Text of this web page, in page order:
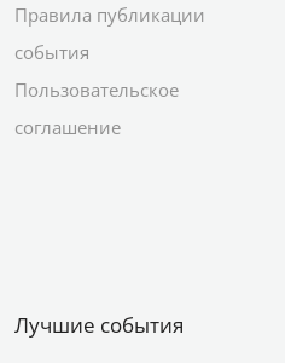
Правила публикации
события
Пользовательское
соглашение
Лучшие события